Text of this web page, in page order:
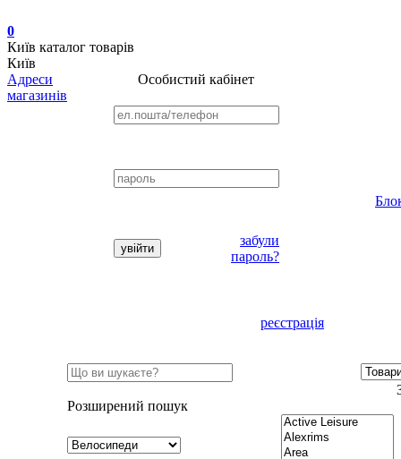
0
Київ каталог товарів
Київ
Адреси
магазинів
Особистий кабінет
забули
пароль?
реєстрація
Розширений пошук